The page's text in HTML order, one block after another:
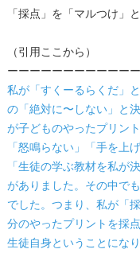
「採点」を「マルつけ」
（引用ここから）
ーーーーーーーーーーー
私が「すくーるらくだ」
の「絶対に〜しない」と
が子どものやったプリン
「怒鳴らない」「手を上
「生徒の学ぶ教材を私が
がありました。その中で
でした。つまり、私が「
分のやったプリントを採
生徒自身ということになり